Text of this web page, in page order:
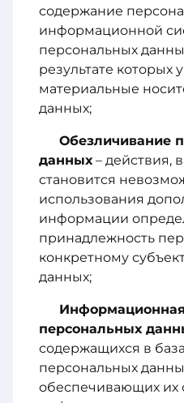
содержание
информационной
персональных
результате которых
материальные
данных;
Обезличивание
данных– действия,
становится
использования
информации
принадлежность
конкретному
данных;
персональных
содержащихся в
персональных
обеспечивающих их